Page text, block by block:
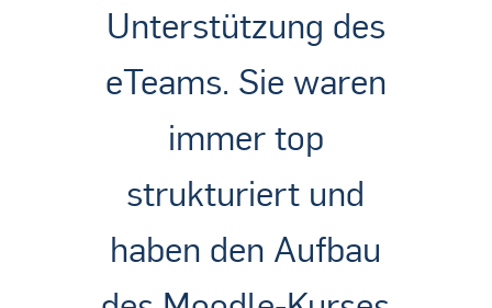
Unterstützung des
eTeams. Sie waren
immer top
strukturiert und
haben den Aufbau